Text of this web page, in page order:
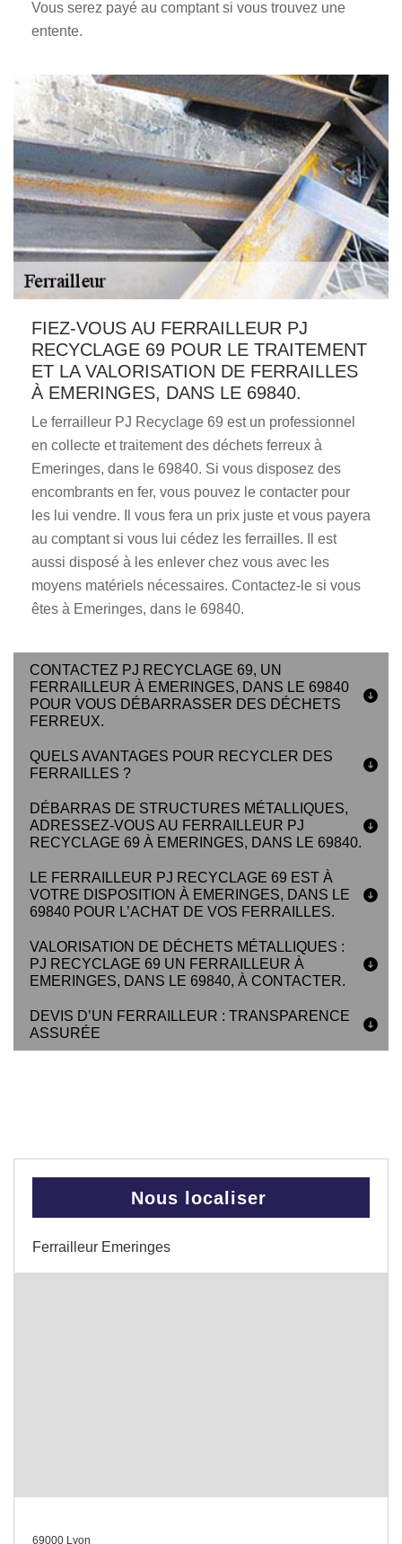
Vous serez payé au comptant si vous trouvez une
entente.
FIEZ-VOUS AU FERRAILLEUR PJ
RECYCLAGE 69 POUR LE TRAITEMENT
ET LA VALORISATION DE FERRAILLES
À EMERINGES, DANS LE 69840.
Le ferrailleur PJ Recyclage 69 est un professionnel
en collecte et traitement des déchets ferreux à
Emeringes, dans le 69840. Si vous disposez des
encombrants en fer, vous pouvez le contacter pour
les lui vendre. Il vous fera un prix juste et vous payera
au comptant si vous lui cédez les ferrailles. Il est
aussi disposé à les enlever chez vous avec les
moyens matériels nécessaires. Contactez-le si vous
êtes à Emeringes, dans le 69840.
CONTACTEZ PJ RECYCLAGE 69, UN
FERRAILLEUR À EMERINGES, DANS LE 69840
POUR VOUS DÉBARRASSER DES DÉCHETS
FERREUX.
QUELS AVANTAGES POUR RECYCLER DES
FERRAILLES ?
DÉBARRAS DE STRUCTURES MÉTALLIQUES,
ADRESSEZ-VOUS AU FERRAILLEUR PJ
RECYCLAGE 69 À EMERINGES, DANS LE 69840.
LE FERRAILLEUR PJ RECYCLAGE 69 EST À
VOTRE DISPOSITION À EMERINGES, DANS LE
69840 POUR L’ACHAT DE VOS FERRAILLES.
VALORISATION DE DÉCHETS MÉTALLIQUES :
PJ RECYCLAGE 69 UN FERRAILLEUR À
EMERINGES, DANS LE 69840, À CONTACTER.
DEVIS D’UN FERRAILLEUR : TRANSPARENCE
ASSURÉE
Nous localiser
Ferrailleur Emeringes
69000 Lyon